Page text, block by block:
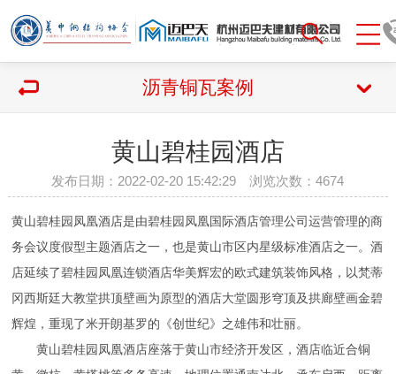
沥青铜瓦案例
黄山碧桂园酒店
发布日期：2022-02-20 15:42:29 浏览次数：4674
黄山碧桂园凤凰酒店是由碧桂园凤凰国际酒店管理公司运营管理的商
务会议度假型主题酒店之一，也是黄山市区内星级标准酒店之一。酒
店延续了碧桂园凤凰连锁酒店华美辉宏的欧式建筑装饰风格，以梵蒂
冈西斯廷大教堂拱顶壁画为原型的酒店大堂圆形穹顶及拱廊壁画金碧
辉煌，重现了米开朗基罗的《创世纪》之雄伟和壮丽。
黄山碧桂园凤凰酒店座落于黄山市经济开发区，酒店临近合铜